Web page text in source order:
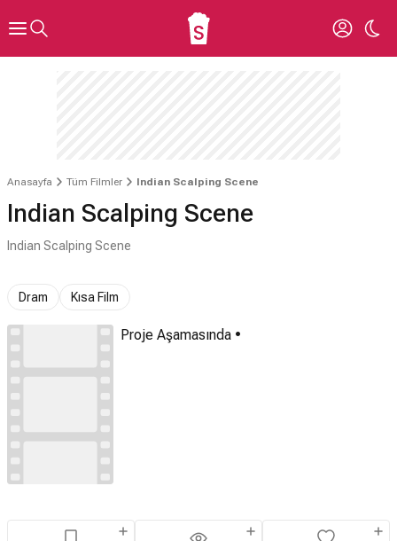
Anasayfa Tüm Filmler Indian Scalping Scene
Indian Scalping Scene
Indian Scalping Scene
Dram Kısa Film
Proje Aşamasında •